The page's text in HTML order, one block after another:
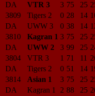
DA
VTR 3 3 75 25
3809
Tigers 2 0 28 14
DA
UWW 3 0 38 14
3810
Kagran 1 3 75 25
DA
UWW 2 3 99 25
3804
VTR 3 1 71 11
DA
Tigers 2 0 51 14
3814
Asian 1 3 75 25
DA
Kagran 1 2 88 25